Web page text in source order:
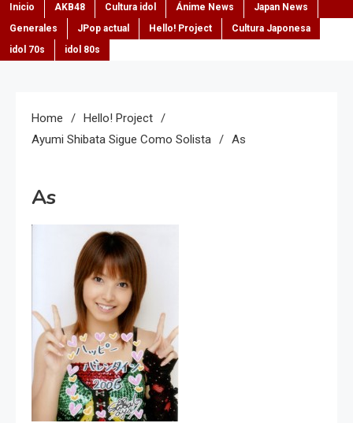
Inicio AKB48 Cultura idol Ánime News
Japan News
Generales
JPop actual Hello! Project
Cultura Japonesa
idol 70s
idol 80s
Home
Hello! Project
Ayumi Shibata Sigue Como Solista
As
As